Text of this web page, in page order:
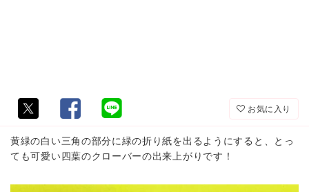
お気に入り
黄緑の白い三角の部分に緑の折り紙を出るようにすると、とっ
ても可愛い四葉のクローバーの出来上がりです！